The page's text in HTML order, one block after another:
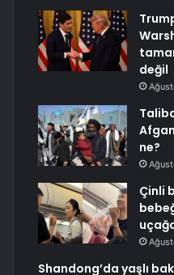
değil
ne?
Çinli
Shandong’da yaşlı